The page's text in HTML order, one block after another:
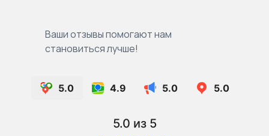
Ваши отзывы помогают нам
становиться лучше!
5.0 4.9 5.0 5.0
5.0 из 5